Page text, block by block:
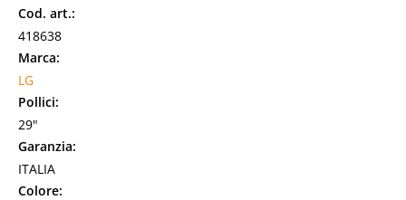
Cod. art.:
418638
Marca:
LG
Pollici:
29"
Garanzia:
ITALIA
Colore: